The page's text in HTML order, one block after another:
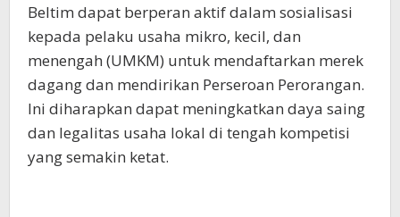
Beltim dapat berperan aktif dalam sosialisasi
kepada pelaku usaha mikro, kecil, dan
menengah (UMKM) untuk mendaftarkan merek
dagang dan mendirikan Perseroan Perorangan.
Ini diharapkan dapat meningkatkan daya saing
dan legalitas usaha lokal di tengah kompetisi
yang semakin ketat.